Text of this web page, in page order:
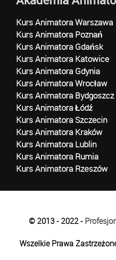
Kurs Animatora Warszawa
Kurs Animatora Poznań
Kurs Animatora Gdańsk
Kurs Animatora Katowice
Kurs Animatora Gdynia
Kurs Animatora Wrocław
Kurs Animatora Bydgoszcz
Kurs Animatora Łódź
Kurs Animatora Szczecin
Kurs Animatora Kraków
Kurs Animatora Lublin
Kurs Animatora Rumia
Kurs Animatora Rzeszów
© 2013 - 2022 -
Wszelkie Prawa